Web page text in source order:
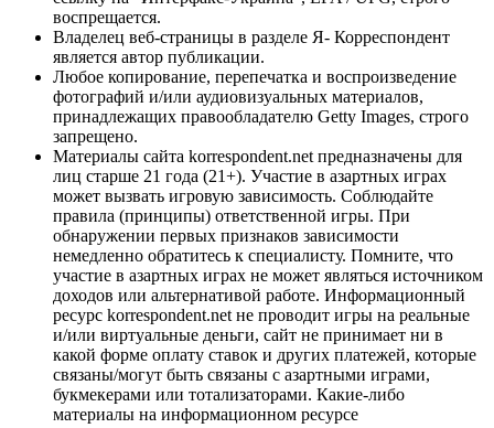
воспрещается.
Владелец веб-страницы в разделе Я- Корреспондент
является автор публикации.
Любое копирование, перепечатка и воспроизведение
фотографий и/или аудиовизуальных материалов,
принадлежащих правообладателю Getty Images, строго
запрещено.
Материалы сайта korrespondent.net предназначены для
лиц старше 21 года (21+). Участие в азартных играх
может вызвать игровую зависимость. Соблюдайте
правила (принципы) ответственной игры. При
обнаружении первых признаков зависимости
немедленно обратитесь к специалисту. Помните, что
участие в азартных играх не может являться источником
доходов или альтернативой работе. Информационный
ресурс korrespondent.net не проводит игры на реальные
и/или виртуальные деньги, сайт не принимает ни в
какой форме оплату ставок и других платежей, которые
связаны/могут быть связаны с азартными играми,
букмекерами или тотализаторами. Какие-либо
материалы на информационном ресурсе